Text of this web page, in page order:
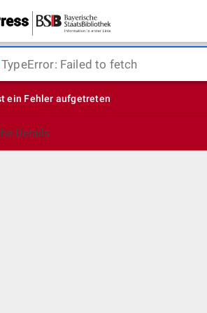
TypeError: Failed to fetch
ein Fehler aufgetreten
Details